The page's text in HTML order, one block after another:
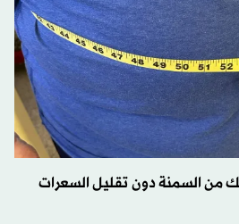
السمنة دون تقليل السعرات